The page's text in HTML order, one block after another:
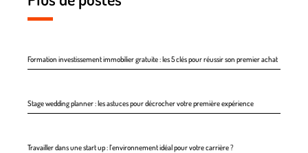
Formation investissement immobilier gratuite : les 5 clés pour réussir son premier achat
Stage wedding planner : les astuces pour décrocher votre première expérience
Travailler dans une start up : l’environnement idéal pour votre carrière ?